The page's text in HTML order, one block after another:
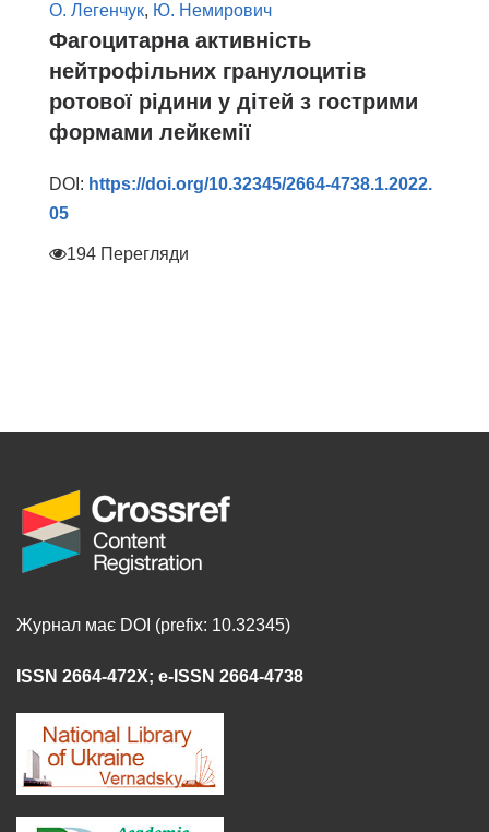
О. Легенчук, Ю. Немирович
Фагоцитарна активність
нейтрофільних гранулоцитів
ротової рідини у дітей з гострими
формами лейкемії
DOI: https://doi.org/10.32345/2664-4738.1.2022.
05
194 Перегляди
Журнал має DOI (prefix: 10.32345)
ISSN 2664-472X; e-ISSN 2664-4738